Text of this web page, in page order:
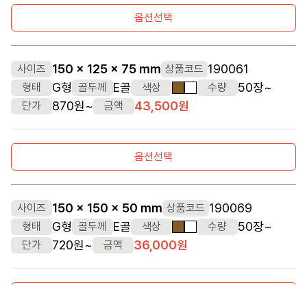
옵션선택
사이즈 150 x 125 x 75 mm 상품코드 190061
형태 G형 골두께 E골 색상 갈색
흰색 수량 50장~
단가 870원~ 금액 43,500원
옵션선택
사이즈 150 x 150 x 50 mm 상품코드 190069
형태 G형 골두께 E골 색상 갈색
흰색 수량 50장~
단가 720원~ 금액 36,000원